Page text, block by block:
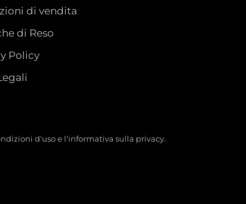
di vendita
di Reso
Policy
d'uso e l'informativa sulla privacy.